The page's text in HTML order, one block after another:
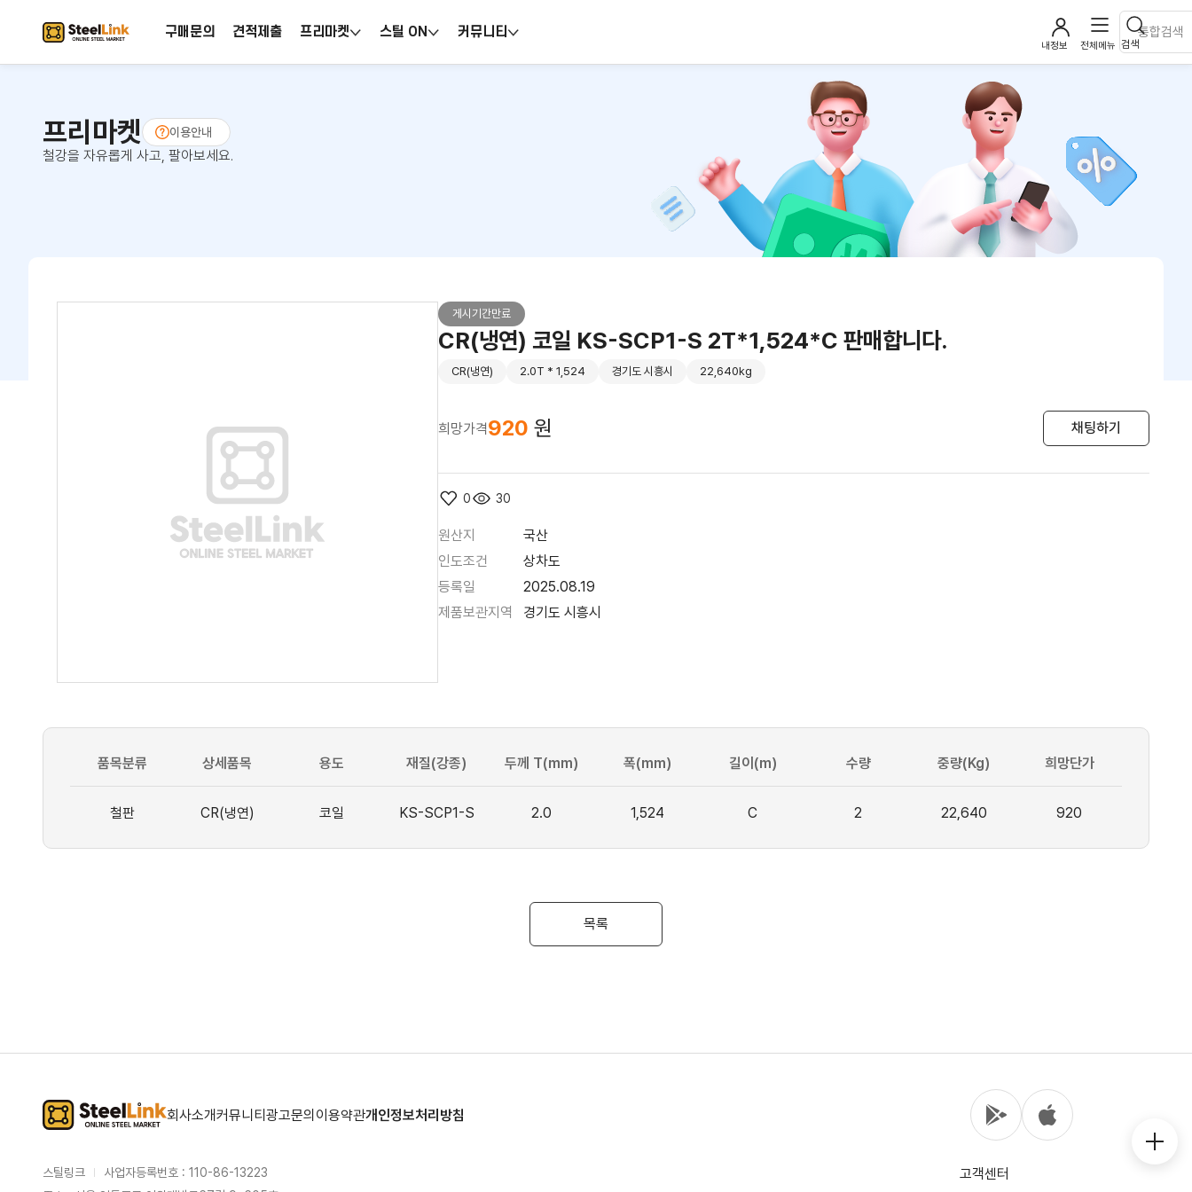
구매문의 견적제출 프리마켓 스틸 ON 커뮤니티
검색
내정보 전체메뉴
프리마켓 이용안내
철강을 자유롭게 사고, 팔아보세요.
게시기간만료
CR(냉연) 코일 KS-SCP1-S 2T*1,524*C 판매합니다.
CR(냉연) 2.0T * 1,524 경기도 시흥시 22,640kg
희망가격920 원 채팅하기
0 30
원산지
국산
인도조건
상차도
등록일
2025.08.19
제품보관지역
경기도 시흥시
품목분류 상세품목 용도 재질(강종) 두께 T(mm) 폭(mm) 길이(m) 수량 중량(Kg) 희망단가
철판 CR(냉연) 코일 KS-SCP1-S 2.0 1,524 C 2 22,640 920
목록
회사소개커뮤니티 광고문의 이용약관개인정보처리방침
스틸링크
사업자등록번호 : 110-86-13223
고객센터